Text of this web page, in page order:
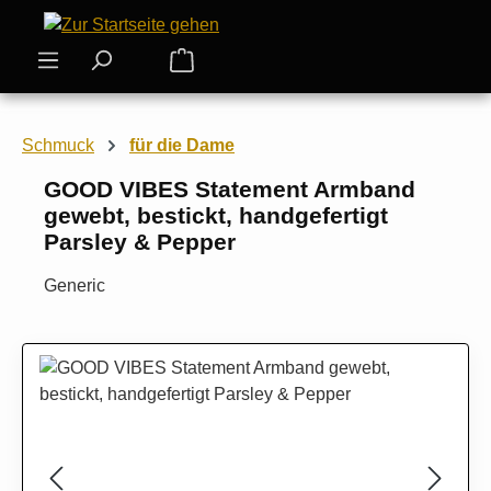
Zum Hauptinhalt springen
Warenkorb enthält 0 Positionen.
Schmuck für die Dame
GOOD VIBES Statement Armband
gewebt, bestickt, handgefertigt
Parsley & Pepper
Generic
Bildergalerie überspringen